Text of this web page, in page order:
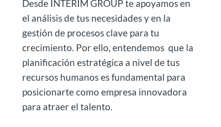
Desde INTERIM GROUP te apoyamos en
el análisis de tus necesidades y en la
gestión de procesos clave para tu
crecimiento. Por ello, entendemos que la
planificación estratégica a nivel de tus
recursos humanos es fundamental para
posicionarte como empresa innovadora
para atraer el talento.